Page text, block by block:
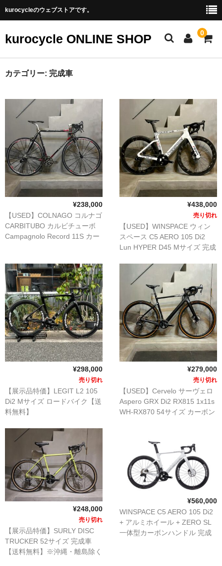
kurocycleのウェブストアです。
kurocycle ONLINE SHOP 0
STORE TOP
アクセサリ
パーツ
フレーム
ホイール
完成車
BRAND
MB WEAR エムビーウェア
WINSPACE ウィンスペース
YOELEO ヨーレオ
CONTACT
HOME
カテゴリー: 完成車
¥238,000
【USED】COLNAGO コルナゴ
CARBITUBO カルビチューボ
Campagnolo Record 11S カー
料】※沖縄・離島除く
¥438,000
売り切れ
【USED】WINSPACE ウィン
スペース C5 AERO 105 Di2
Lun HYPER D45 Mサイズ 完成
¥298,000
売り切れ
【展示品特価】LEGIT L2 105
Di2 Mサイズ ロードバイク【送
料無料】
¥279,000
売り切れ
【USED】Cervelo サーヴェロ
Aspero GRX Di2 RX815 1x11s
WH-RX870 54サイズ カーボン
¥248,000
売り切れ
【展示品特価】SURLY DISC
TRUCKER 52サイズ 完成車
【送料無料】※沖縄・離島除く
¥560,000
WINSPACE C5 AERO 105 Di2
+ アルミホイール + ZERO SL
一体型カーボンハンドル 完成